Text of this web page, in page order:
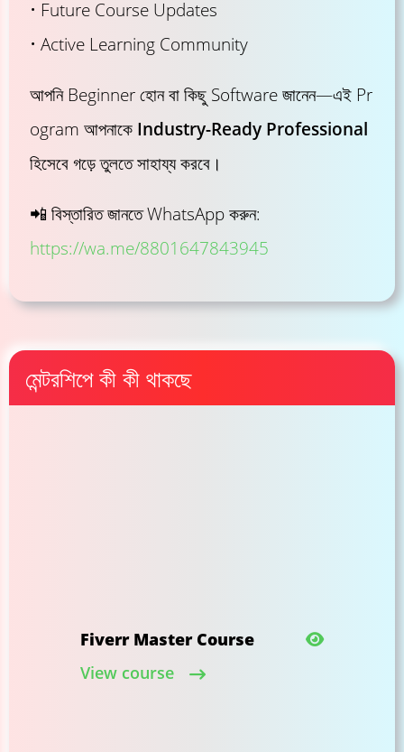
• Future Course Updates
• Active Learning Community
আপনি Beginner হোন বা কিছু Software জানেন—এই Pr
ogram আপনাকে Industry-Ready Professional
হিসেবে গড়ে তুলতে সাহায্য করবে।
📲 বিস্তারিত জানতে WhatsApp করুন:
https://wa.me/8801647843945
মেন্টরশিপে কী কী থাকছে
Fiverr Master Course
View course